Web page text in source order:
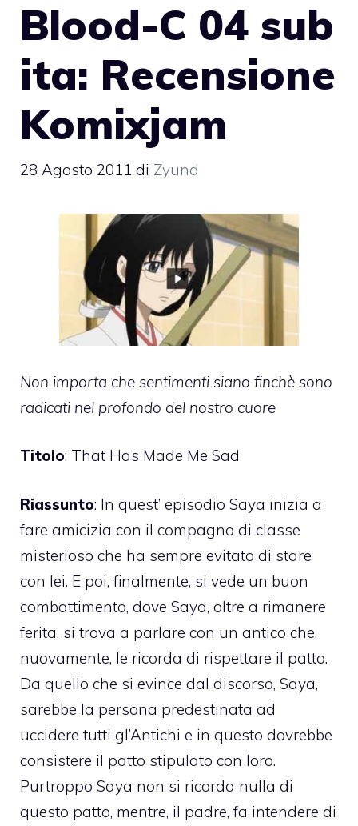
Blood-C 04 sub
ita: Recensione
Komixjam
28 Agosto 2011 di Zyund
Non importa che sentimenti siano finchè sono
radicati nel profondo del nostro cuore
Titolo: That Has Made Me Sad
Riassunto: In quest’ episodio Saya inizia a
fare amicizia con il compagno di classe
misterioso che ha sempre evitato di stare
con lei. E poi, finalmente, si vede un buon
combattimento, dove Saya, oltre a rimanere
ferita, si trova a parlare con un antico che,
nuovamente, le ricorda di rispettare il patto.
Da quello che si evince dal discorso, Saya,
sarebbe la persona predestinata ad
uccidere tutti gl’Antichi e in questo dovrebbe
consistere il patto stipulato con loro.
Purtroppo Saya non si ricorda nulla di
questo patto, mentre, il padre, fa intendere di